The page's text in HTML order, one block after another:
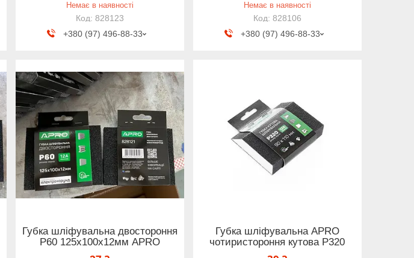
Немає в наявності
828123
+380 (97) 496-88-33
Немає в наявності
828106
+380 (97) 496-88-33
Губка шліфувальна двостороння
Р60 125х100х12мм APRO
Губка шліфувальна APRO
чотиристороння кутова P320